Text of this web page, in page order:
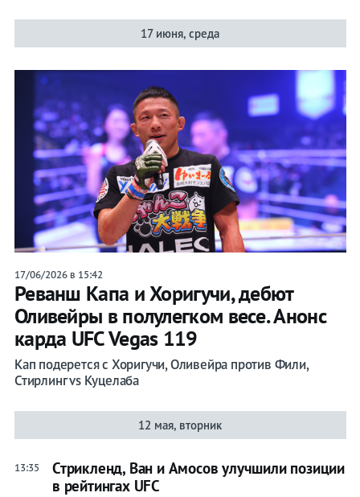
17 июня, среда
17/06/2026 в 15:42
Реванш Капа и Хоригучи, дебют
Оливейры в полулегком весе. Анонс
карда UFC Vegas 119
Кап подерется с Хоригучи, Оливейра против Фили,
Стирлинг vs Куцелаба
12 мая, вторник
13:35
Стрикленд, Ван и Амосов улучшили позиции
в рейтингах UFC